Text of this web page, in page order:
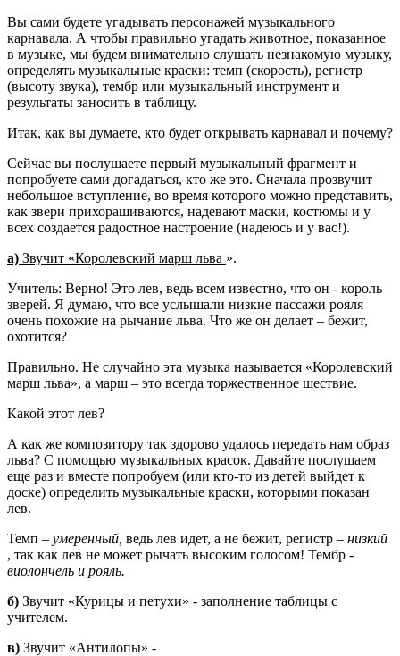
Вы сами будете угадывать персонажей музыкального
карнавала. А чтобы правильно угадать животное, показанное
в музыке, мы будем внимательно слушать незнакомую музыку,
определять музыкальные краски: темп (скорость), регистр
(высоту звука), тембр или музыкальный инструмент и
результаты заносить в таблицу.
Итак, как вы думаете, кто будет открывать карнавал и почему?
Сейчас вы послушаете первый музыкальный фрагмент и
попробуете сами догадаться, кто же это. Сначала прозвучит
небольшое вступление, во время которого можно представить,
как звери прихорашиваются, надевают маски, костюмы и у
всех создается радостное настроение (надеюсь и у вас!).
а) Звучит «Королевский марш льва ».
Учитель: Верно! Это лев, ведь всем известно, что он - король
зверей. Я думаю, что все услышали низкие пассажи рояля
очень похожие на рычание льва. Что же он делает – бежит,
охотится?
Правильно. Не случайно эта музыка называется «Королевский
марш льва», а марш – это всегда торжественное шествие.
Какой этот лев?
А как же композитору так здорово удалось передать нам образ
льва? С помощью музыкальных красок. Давайте послушаем
еще раз и вместе попробуем (или кто-то из детей выйдет к
доске) определить музыкальные краски, которыми показан
лев.
Темп – умеренный, ведь лев идет, а не бежит, регистр – низкий
, так как лев не может рычать высоким голосом! Тембр -
виолончель и рояль.
б) Звучит «Курицы и петухи» - заполнение таблицы с
учителем.
в) Звучит «Антилопы» -